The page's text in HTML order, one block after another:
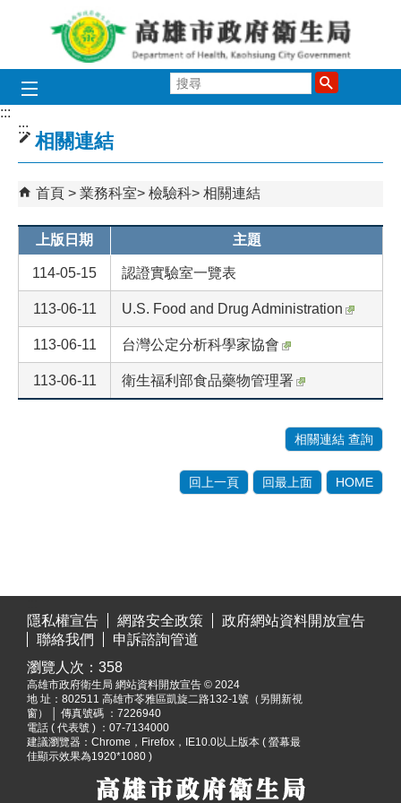
跳到主要內容區塊
尋
:::
:::
相關連結
首頁 業務科室 檢驗科 相關連結
上版日期 主題
114-05-15 認證實驗室一覽表
113-06-11 U.S. Food and Drug Administration
113-06-11 台灣公定分析科學家協會
113-06-11 衛生福利部食品藥物管理署
相關連結 查詢
回上一頁 回最上面 HOME
隱私權宣告
網路安全政策
政府網站資料開放宣告
聯絡我們
申訴諮詢管道
瀏覽人次： 358
高雄市政府衛生局 網站資料開放宣告 © 2024
地 址： 802511 高雄市苓雅區凱旋二路132-1號（另開新視
窗）
│ 傳真號碼 ：7226940
電話 ( 代表號 ) ：07-7134000
建議瀏覽器：Chrome，Firefox，IE10.0以上版本 ( 螢幕最
佳顯示效果為1920*1080 )